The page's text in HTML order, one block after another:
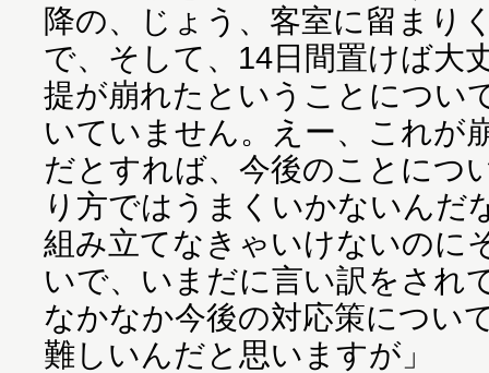
降の、じょう、客室に留まり
で、そして、14日間置けば大
提が崩れたということについ
いていません。えー、これが
だとすれば、今後のことにつ
り方ではうまくいかないんだ
組み立てなきゃいけないのに
いで、いまだに言い訳をされ
なかなか今後の対応策につい
難しいんだと思いますが」